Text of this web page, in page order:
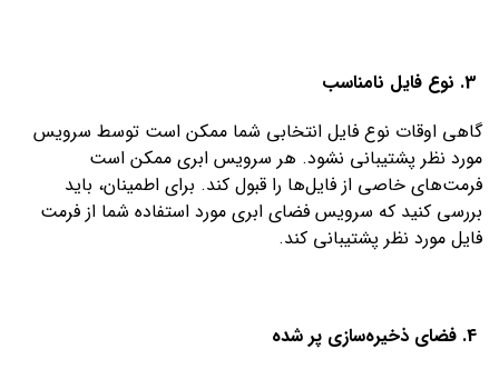
گاهی اوقات نوع فایل انتخابی شما ممکن است توسط سرویس
مورد نظر پشتیبانی نشود. هر سرویس ابری ممکن است
فرمت‌های خاصی از فایل‌ها را قبول کند. برای اطمینان، باید
بررسی کنید که سرویس فضای ابری مورد استفاده شما از فرمت
فایل مورد نظر پشتیبانی کند.